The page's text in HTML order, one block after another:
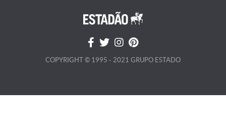
COPYRIGHT © 1995 - 2021 GRUPO ESTADO